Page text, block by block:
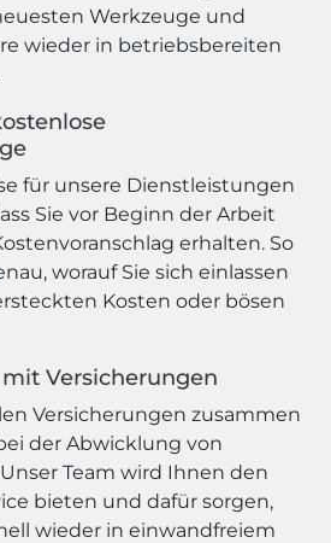
Werkzeuge und
wieder in betriebsbereiten
für unsere Dienstleistungen
Sie vor Beginn der Arbeit
erhalten. So
worauf Sie sich einlassen
Kosten oder bösen
Versicherungen
Versicherungen zusammen
der Abwicklung von
Team wird Ihnen den
bieten und dafür sorgen,
wieder in einwandfreiem